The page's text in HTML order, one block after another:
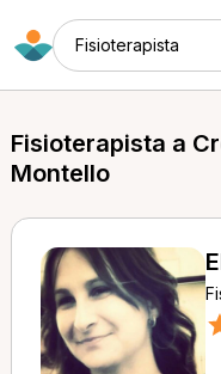
Fisioterapista
Fisioterapista a
Montello